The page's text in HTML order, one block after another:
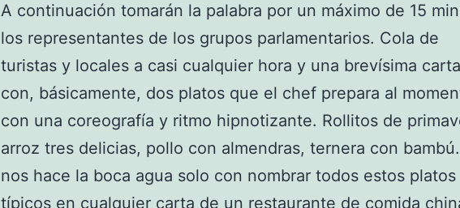
A continuación tomarán la palabra por un máximo de 15
los representantes de los grupos parlamentarios. Cola de
turistas y locales a casi cualquier hora y una brevísima carta
con, básicamente, dos platos que el chef prepara al
con una coreografía y ritmo hipnotizante. Rollitos de
arroz tres delicias, pollo con almendras, ternera con
nos hace la boca agua solo con nombrar todos estos platos
típicos en cualquier carta de un restaurante de comida